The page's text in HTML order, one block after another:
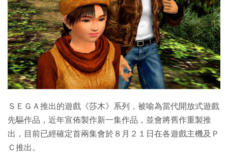
生成式AI與雲端應用
Enterprise Digital Transformation
特集
ＳＥＧＡ推出的遊戲《莎木》系列，被喻為當代開放式遊戲
先驅作品，近年宣佈製作新一集作品，並會將舊作重製推
出，目前已經確定首兩集會於８月２１日在各遊戲主機及Ｐ
Ｃ推出。